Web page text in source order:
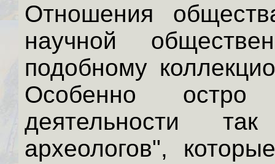
Отношения
научной
подобному
Особенно
деятельности
археологов",